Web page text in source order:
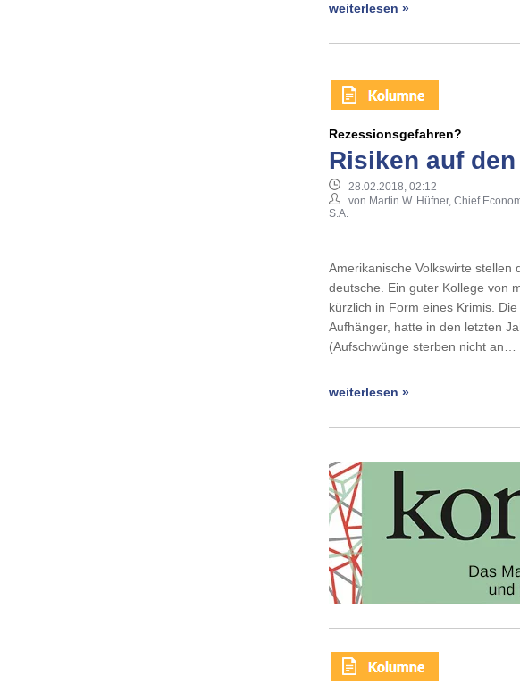
weiterlesen »
Rezessionsgefahren?
Risiken auf
28.02.2018, 02:12
von Martin W. Hüfner, Chief
S.A.
Amerikanische Volkswirte
deutsche. Ein guter Kollege von
kürzlich in Form eines Krimis.
Aufhänger, hatte in den letzten
(Aufschwünge sterben nicht an…
weiterlesen »